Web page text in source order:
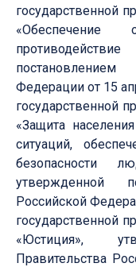
государственной
«Обеспечение
Федерации от 15
государственной
«Защита
ситуаций,
безопасности
утвержденной
Российской
государственной
«Юстиция»,
Правительства